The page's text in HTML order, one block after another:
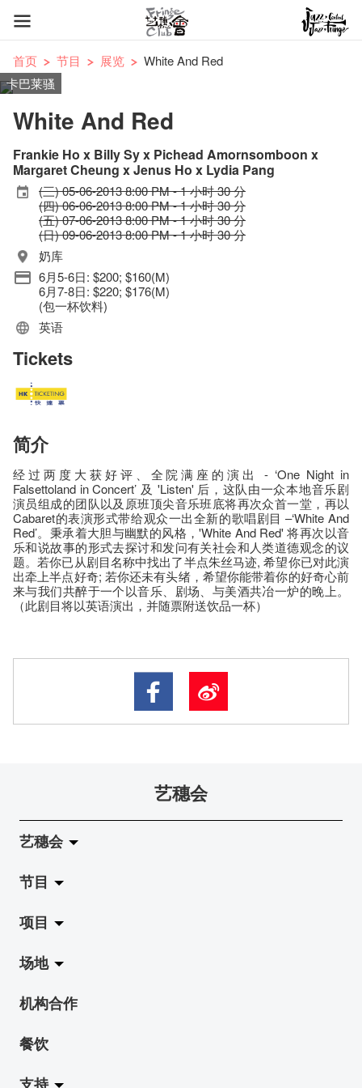
首页 节目 展览
White And Red
卡巴莱骚
White And Red
Frankie Ho x Billy Sy x Pichead Amornsomboon x
Margaret Cheung x Jenus Ho x Lydia Pang
(三) 05-06-2013 8:00 PM - 1 小时 30 分
(四) 06-06-2013 8:00 PM - 1 小时 30 分
(五) 07-06-2013 8:00 PM - 1 小时 30 分
(日) 09-06-2013 8:00 PM - 1 小时 30 分
奶库
6月5-6日: $200; $160(M)
6月7-8日: $220; $176(M)
(包一杯饮料)
英语
Tickets
简介
经过两度大获好评、全院满座的演出 - ‘One Night in
Falsettoland in Concert’ 及 'Listen' 后，这队由一众本地音乐剧
演员组成的团队以及原班顶尖音乐班底将再次众首一堂，再以
Cabaret的表演形式带给观众一出全新的歌唱剧目 –‘White And
Red’。秉承着大胆与幽默的风格，'White And Red' 将再次以音
乐和说故事的形式去探讨和发问有关社会和人类道德观念的议
题。若你已从剧目名称中找出了半点朱丝马迹, 希望你已对此演
出牵上半点好奇; 若你还未有头绪，希望你能带着你的好奇心前
来与我们共醉于一个以音乐、剧场、与美酒共冶一炉的晚上。
（此剧目将以英语演出，并随票附送饮品一杯）
艺穗会
艺穗会
关于艺穗会
艺穗会的演化
使命与宗旨
艺穗会架构
档案库
艺穗网志
节目
拉阔
展览
演出
活动
工作坊
项目
Jazz-Go-Central, Jazz-Go-Fringe
LPL
2015-16 艺术场地资助计划
2015 照亮香港在新加坡
场地
陈丽玲划廊
奶库
地下剧场
机构合作
餐饮